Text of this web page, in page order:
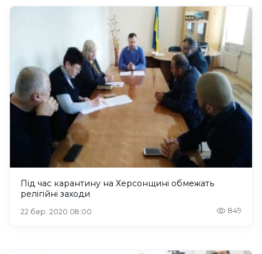
Під час карантину на Херсонщині обмежать
релігійні заходи
22 бер. 2020 08:00 849